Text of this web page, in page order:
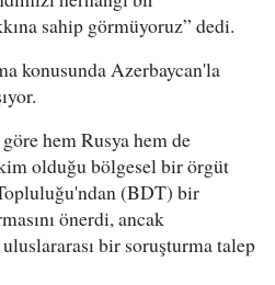
sahip görmüyoruz” dedi.
konusunda Azerbaycan'la
hem Rusya hem de
olduğu bölgesel bir örgüt
(BDT) bir
önerdi, ancak
bir soruşturma talep